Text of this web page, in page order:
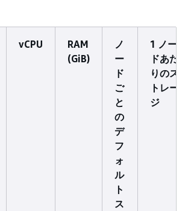
vCPU
RAM
(GiB)
ノ
ー
ド
ご
と
の
デ
フ
ォ
ル
ト
ス
1 ノー
ドあた
りのス
トレー
ジ